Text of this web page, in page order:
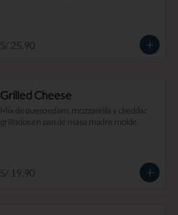
S/ 25.90
Grilled Cheese
Mix de queso edam, mozzarella y cheddar
grillados en pan de masa madre molde.
S/ 19.90